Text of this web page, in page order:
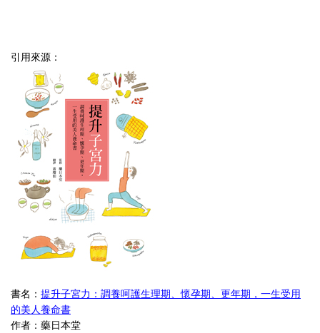
引用來源：
書名： 提升子宮力：調養呵護生理期、懷孕期、更年期，一生受用
的美人養命書
作者：藥日本堂